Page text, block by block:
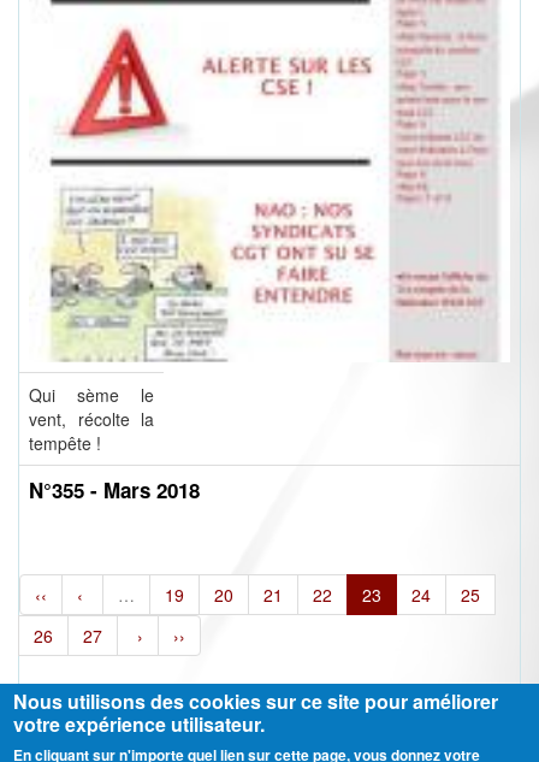
Qui sème le
vent, récolte la
tempête !
N°355 - Mars 2018
‹‹ ‹ … 19 20 21 22 23 24
25
26
27 › ››
Nous utilisons des cookies sur ce site pour améliorer
votre expérience utilisateur.
En cliquant sur n'importe quel lien sur cette page, vous donnez votre